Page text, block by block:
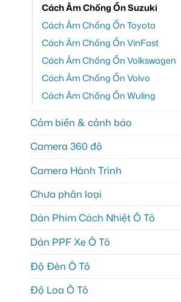
Cách Âm Chống Ồn Suzuki
Cách Âm Chống Ồn Toyota
Cách Âm Chống Ồn VinFast
Cách Âm Chống Ồn Volkswagen
Cách Âm Chống Ồn Volvo
Cách Âm Chống Ồn Wuling
Cảm biến & cảnh báo
Camera 360 độ
Camera Hành Trình
Chưa phân loại
Dán Phim Cách Nhiệt Ô Tô
Dán PPF Xe Ô Tô
Độ Đèn Ô Tô
Độ Loa Ô Tô